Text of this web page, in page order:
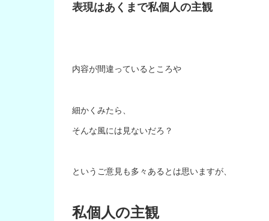
表現はあくまで私個人の主観
内容が間違っているところや
細かくみたら、
そんな風には見ないだろ？
というご意見も多々あるとは思いますが、
私個人の主観